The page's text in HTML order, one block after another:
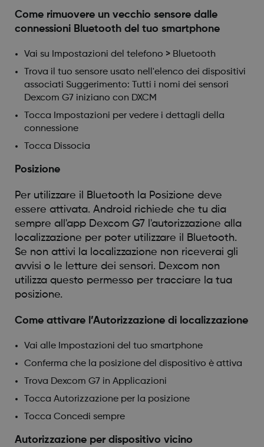
Come rimuovere un vecchio sensore dalle
connessioni Bluetooth del tuo smartphone
Vai su Impostazioni del telefono > Bluetooth
Trova il tuo sensore usato nell'elenco dei dispositivi
associati Suggerimento: Tutti i nomi dei sensori
Dexcom G7 iniziano con DXCM
Tocca Impostazioni per vedere i dettagli della
connessione
Tocca Dissocia
Posizione
Per utilizzare il Bluetooth la Posizione deve
essere attivata. Android richiede che tu dia
sempre all'app Dexcom G7 l'autorizzazione alla
localizzazione per poter utilizzare il Bluetooth.
Se non attivi la localizzazione non riceverai gli
avvisi o le letture dei sensori. Dexcom non
utilizza questo permesso per tracciare la tua
posizione.
Come attivare l’Autorizzazione di localizzazione
Vai alle Impostazioni del tuo smartphone
Conferma che la posizione del dispositivo è attiva
Trova Dexcom G7 in Applicazioni
Tocca Autorizzazione per la posizione
Tocca Concedi sempre
Autorizzazione per dispositivo vicino